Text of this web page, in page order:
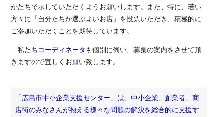
かたちで示していただくようお願いします。また、特に、若い
方々に「自分たちが選ぶよいお店」を投票いただき、積極的に
ご参加いただくことを期待しています。
私たちコーディネータ も個別に伺い、募集の案内をさせて頂
きますので宜しくお願い致します。
「広島市中小企業支援センター」は、中小企業、創業者、商
店街のみなさんが抱える様々な問題の解決を総合的に支援す